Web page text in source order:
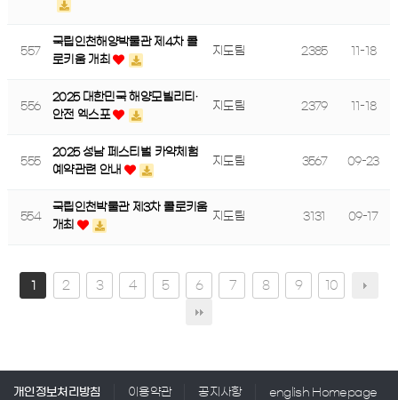
557
국립인천해양박물관 제4차 콜
로키움 개최
지도팀 2385 11-18
556
2025 대한민국 해양모빌리티·
안전 엑스포
지도팀 2379 11-18
555
2025 성남 페스티벌 카약체험
예약관련 안내
지도팀 3567 09-23
554
국립인천박물관 제3차 콜로키움
개최
지도팀 3131 09-17
1 2 3 4 5 6 7 8 9 10
개인정보처리방침 이용약관 공지사항 english Homepage